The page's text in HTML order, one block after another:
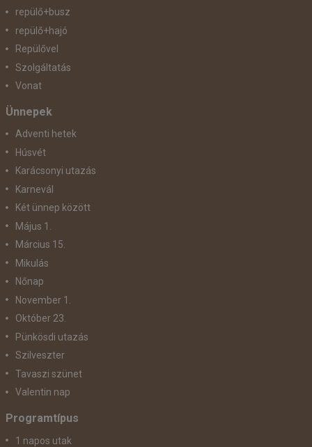
repülő+busz
repülő+hajó
Repülővel
Szolgáltatás
Vonat
Ünnepek
Adventi hetek
Húsvét
Karácsonyi utazás
Karnevál
Két ünnep között
Május 1.
Március 15.
Mikulás
Nőnap
November 1.
Október 23.
Pünkösdi utazás
Szilveszter
Tavaszi szünet
Valentin nap
Programtípus
1 napos utak